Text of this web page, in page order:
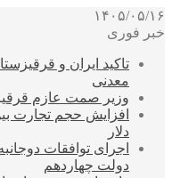
۱۴۰۵/۰۵/۱۶
خبر فوری
تاکید ایران و
معدنی
وزیر صمت عازم
دلار
اجرای توافقات
دولت چهاردهم